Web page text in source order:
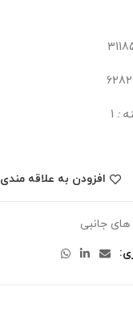
:
افزودن به علاقه مندی
جانبی